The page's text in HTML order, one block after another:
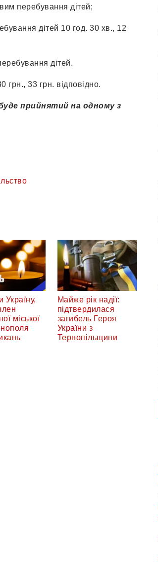
перебування дітей;
дітей 10 год. 30 хв., 12
дітей.
грн., 33 грн. відповідно.
прийнятий на одному з
Україну,
міської
Майже рік надії:
підтвердилася
загибель Героя
України з
Тернопільщини